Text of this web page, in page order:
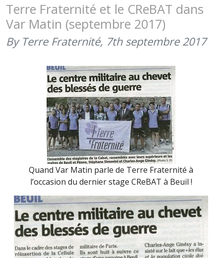
DU
DES
Terre Fraternité et le CReBAT dans
Var Matin (septembre 2017)
By Terre Fraternité, 7th septembre 2017
Quand Var Matin parle de Terre Fraternité à
l’occasion du dernier stage CReBAT à Beuil !